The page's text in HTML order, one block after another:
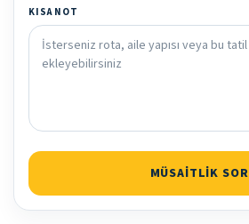
KISA NOT
MÜSAITLIK SOR